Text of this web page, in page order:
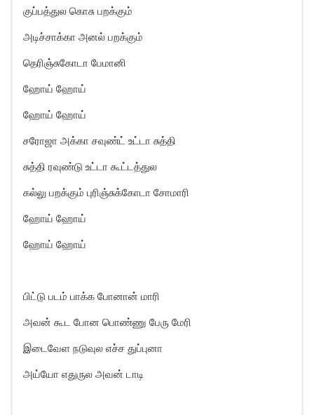
குப்பத்துல கொசு பறக்கும்
அடிச்சாக்கா அனல் பறக்கும்
தெரிஞ்சுகோடா பேமானி
ஹோய் ஹோய்
ஹோய் ஹோய்
சரோஜா அக்கா சவுண்ட் உட்டா சுத்தி
சுத்தி ரவுண்டு உட்டா கூட்டத்துல
கல்லு பறக்கும் புரிஞ்சுக்கோடா சோமாரி
ஹோய் ஹோய்
ஹோய் ஹோய்
பிட்டு படம் பாக்க போனான் மாரி
அவன் கூட போன பொண்ணு பேரு மேரி
இடைவேள நடுவுல எச்ச துப்புனா
அய்யோ எதுருல அவன் டாடி